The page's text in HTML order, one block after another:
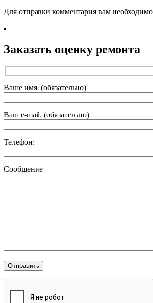
Для отправки комментария вам необходимо
Заказать оценку ремонта
Ваше имя: (обязательно)
Ваш e-mail: (обязательно)
Телефон:
Сообщение